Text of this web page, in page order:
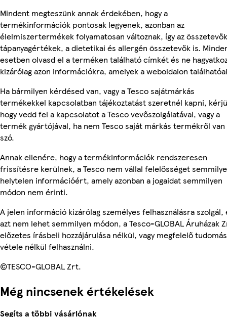
Mindent megteszünk annak érdekében, hogy a
termékinformációk pontosak legyenek, azonban az
élelmiszertermékek folyamatosan változnak, így az
tápanyagértékek, a dietetikai és allergén összetevők is.
esetben olvasd el a terméken található címkét és ne
kizárólag azon információkra, amelyek a weboldalon
Ha bármilyen kérdésed van, vagy a Tesco sajátmárkás
termékekkel kapcsolatban tájékoztatást szeretnél kapni,
hogy vedd fel a kapcsolatot a Tesco vevőszolgálatával, vagy a
termék gyártójával, ha nem Tesco saját márkás termékről van
szó.
Annak ellenére, hogy a termékinformációk rendszeresen
frissítésre kerülnek, a Tesco nem vállal felelősséget
helytelen információért, amely azonban a jogaidat semmilyen
módon nem érinti.
A jelen információ kizárólag személyes felhasználásra szolgál,
azt nem lehet semmilyen módon, a Tesco-GLOBAL Áruházak
előzetes írásbeli hozzájárulása nélkül, vagy megfelelő
vétele nélkül felhasználni.
©TESCO-GLOBAL Zrt.
Még nincsenek értékelések
Segíts a többi vásárlónak